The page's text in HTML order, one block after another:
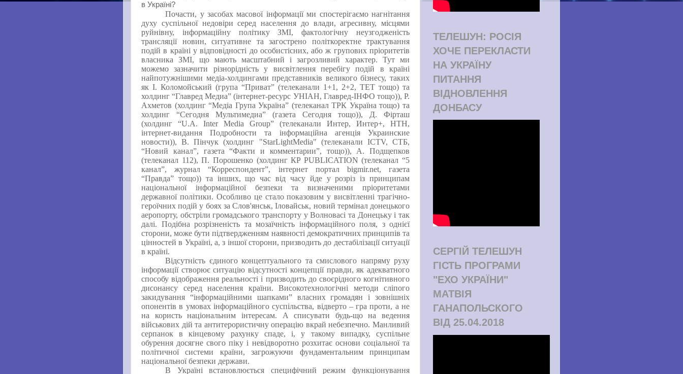
в Україні?
Почасти, у засобах масової інформації ми спостерігаємо нагнітання
духу суспільної недовіри серед населення до влади, агресивну, місцями
руйнівну, інформаційну політику ЗМІ, фактологічну неузгодженість
трансляції новин, ситуативне та загострено політкоректне трактування
подій в країні у відповідності до особистісних, або ж групових пріоритетів
власника ЗМІ, що мають масштабний і загрозливий характер. Тут ми
можемо зазначити різнорідність у висвітлення перебігу подій в країні
найпотужнішими медіа-холдингами представників великого бізнесу, таких
як І. Коломойський (група “Приват” (телеканали 1+1, 2+2, ТЕТ тощо) та
холдинг “Главред Медиа” (інтернет-ресурс УНІАН, Главред-ІНФО тощо)), Р.
Ахметов (холдинг “Медіа Група Україна” (телеканал ТРК Україна тощо) та
холдинг “Сегодня Мультимедиа” (газета Сегодня тощо)), Д. Фірташ
(холдинг “U.A. Inter Media Group” (телеканали Интер, Интер+, НТН,
інтернет-видання Подробности та інформаційна агенція Украинские
новости)), В. Пінчук (холдинг "StarLightMedia" (телеканали ICTV, СТБ,
“Новий канал”, газета “Факти и комментарии”, тощо)), А. Подщепков
(телеканал 112), П. Порошенко (холдинг КP PUBLICATION (телеканал “5
канал”, журнал “Корреспондент”, інтернет портал bigmir.net, газета
“Правда” тощо)) та інших, що час від часу йде у розріз із принципам
національної інформаційної безпеки та визначеними пріоритетами
державної політики. Особливо це стало показовим у висвітленні трагічно-
героїчних подій у боях за Слов'янськ, Іловайськ, новий термінал донецького
аеропорту, обстріли громадського транспорту у Волновасі та Донецьку і так
далі. Подібна розрізненість та мозаїчність інформаційного поля, з однієї
сторони, може бути підтвердженням наявності демократичних принципів та
цінностей в Україні, а, з іншої сторони, призводить до дестабілізації ситуації
в країні.
Відсутність єдиного концептуального та смислового напряму руху
інформації створює ситуацію відсутності концепції правди, як адекватного
способу відображення реальності і призводить до своєрідного когнітивного
дисонансу серед населення країни. Високотехнологічні методи сліпого
закидування “інформаційними шапками”
власних громадян і зовнішніх
опонентів в умовах інформаційного суспільства, відверто – гра проти, а не
на користь національним інтересам. А списувати будь-що на ведення
військових дій та антитерористичну операцію вкрай небезпечно. Манливий
серпанок в кінцевому рахунку спаде, і, у такому випадку, суспільне
обурення досягне свого піку і невідворотно розхитає основи соціальної та
політичної системи країни, загрожуючи фундаментальним принципам
національної безпеки держави.
В Україні встановлюється специфічний режим функціонування
ТЕЛЕШУН: РОСІЯ
ХОЧЕ ПЕРЕКЛАСТИ
НА УКРАЇНУ
ПИТАННЯ
ВІДНОВЛЕННЯ
ДОНБАСУ
СЕРГІЙ ТЕЛЕШУН
ГІСТЬ ПРОГРАМИ
"ЕХО УКРАЇНИ"
МАТВІЯ
ГАНАПОЛЬСКОГО
ВІД 25.04.2018